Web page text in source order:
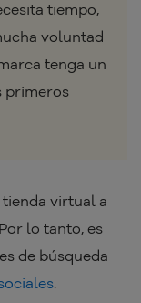
tiempo,
voluntad
tenga un
primeros
virtual a
lo tanto, es
de búsqueda
.